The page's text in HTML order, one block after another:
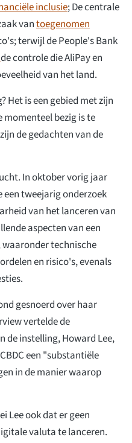
inclusie; De centrale
vantoegenomen
terwijl de People's Bank
de controle die AliPay en
van het land.
Het is een gebied met zijn
momenteel bezig is te
de gedachten van de
In oktober vorig jaar
een tweejarig onderzoek
van het lanceren van
aspecten van een
waaronder technische
en risico's, evenals
gesnoerd over haar
vertelde de
de instelling, Howard Lee,
een "substantiële
in de manier waarop
Lee ook dat er geen
valuta te lanceren.